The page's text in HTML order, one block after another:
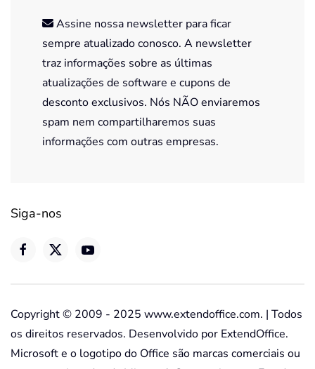
Assine nossa newsletter para ficar
sempre atualizado conosco. A newsletter
traz informações sobre as últimas
atualizações de software e cupons de
desconto exclusivos. Nós NÃO enviaremos
spam nem compartilharemos suas
informações com outras empresas.
Siga-nos
Copyright © 2009 - 2025 www.extendoffice.com. | Todos
os direitos reservados. Desenvolvido por ExtendOffice.
Microsoft e o logotipo do Office são marcas comerciais ou